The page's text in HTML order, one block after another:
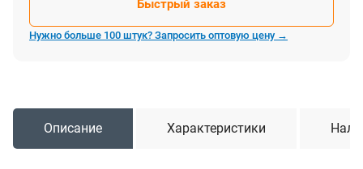
Быстрый заказ
Нужно больше 100 штук? Запросить оптовую цену →
Описание Характеристики